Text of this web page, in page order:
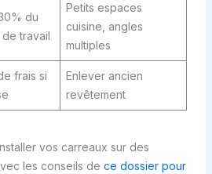
du
travail
Petits espaces
cuisine, angles
multiples
frais si
Enlever ancien
revêtement
vos carreaux sur des
les conseils de ce dossier pour